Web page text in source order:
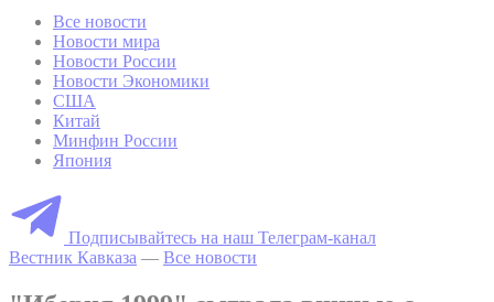
Все новости
Новости мира
Новости России
Новости Экономики
США
Китай
Минфин России
Япония
Подписывайтесь на наш Телеграм-канал
Вестник Кавказа — Все новости